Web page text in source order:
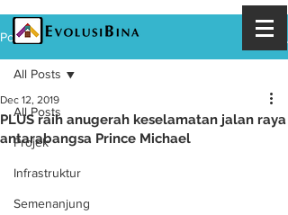
Post
All Posts
Projek
Infrastruktur
Semenanjung
All Posts
PLUS raih anugerah keselamatan jalan raya
antarabangsa Prince Michael
Dec 12, 2019